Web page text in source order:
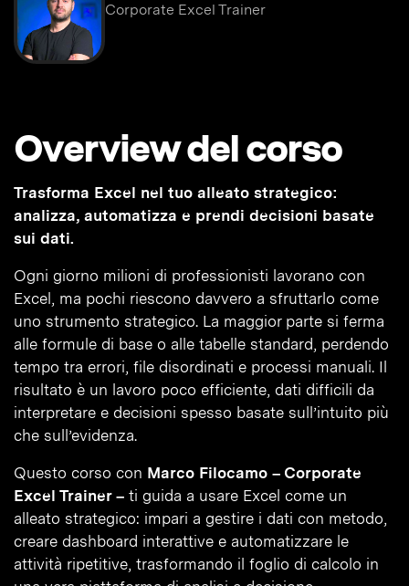
Corporate Excel Trainer
Overview del corso
Trasforma Excel nel tuo alleato strategico:
analizza, automatizza e prendi decisioni basate
sui dati.
Ogni giorno milioni di professionisti lavorano con
Excel, ma pochi riescono davvero a sfruttarlo come
uno strumento strategico. La maggior parte si ferma
alle formule di base o alle tabelle standard, perdendo
tempo tra errori, file disordinati e processi manuali. Il
risultato è un lavoro poco efficiente, dati difficili da
interpretare e decisioni spesso basate sull’intuito più
che sull’evidenza.
Questo corso con Marco Filocamo – Corporate
Excel Trainer – ti guida a usare Excel come un
alleato strategico: impari a gestire i dati con metodo,
creare dashboard interattive e automatizzare le
attività ripetitive, trasformando il foglio di calcolo in